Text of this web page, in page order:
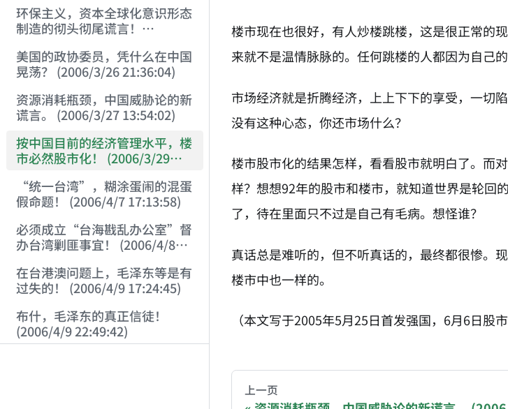
环保主义，资本全球化意识形态
制造的彻头彻尾谎言！
美国的政协委员，凭什么在中国
晃荡？ (2006/3/26 21:36:04)
资源消耗瓶颈，中国威胁论的新
谎言。 (2006/3/27 13:54:02)
按中国目前的经济管理水平，楼
市必然股市化！ (2006/3/29
“统一台湾”，糊涂蛋闹的混蛋
假命题！ (2006/4/7 17:13:58)
必须成立“台海戡乱办公室”督
办台湾剿匪事宜！ (2006/4/8
在台港澳问题上，毛泽东等是有
过失的！ (2006/4/9 17:24:45)
布什，毛泽东的真正信徒！
(2006/4/9 22:49:42)
楼市现在也很好，有人炒楼跳楼，这是很正常的
来就不是温情脉脉的。任何跳楼的人都因为自己
市场经济就是折腾经济，上上下下的享受，一切
没有这种心态，你还市场什么？
楼市股市化的结果怎样，看看股市就明白了。而
样？想想92年的股市和楼市，就知道世界是轮回
了，待在里面只不过是自己有毛病。想怪谁？
真话总是难听的，但不听真话的，最终都很惨。
楼市中也一样的。
（本文写于2005年5月25日首发强国，6月6日股
You are reading a page from chzhshch.blog,
上一页